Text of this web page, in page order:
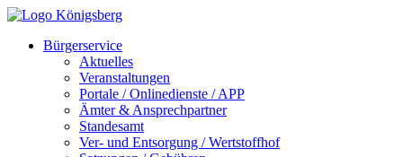
Bürgerservice
Aktuelles
Veranstaltungen
Portale / Onlinedienste / APP
Ämter & Ansprechpartner
Standesamt
Ver- und Entsorgung / Wertstoffhof